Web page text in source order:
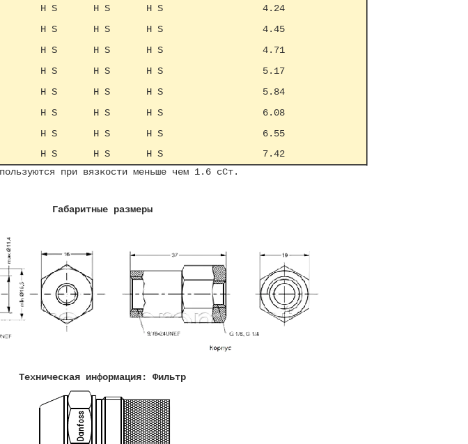
H S H S H S
4.24
H S H S H S
4.45
H S H S H S
4.71
H S H S H S
5.17
H S H S H S
5.84
H S H S H S
6.08
H S H S H S
6.55
H S H S H S
7.42
при вязкости меньше чем 1.6 сСт.
Габаритные размеры
Техническая информация: Фильтр